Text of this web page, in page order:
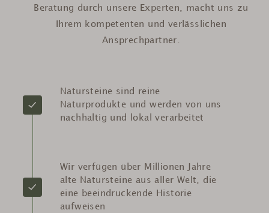
Beratung durch unsere Experten, macht uns zu
Ihrem kompetenten und verlässlichen
Ansprechpartner.
Natursteine sind reine
Naturprodukte und werden von uns
nachhaltig und lokal verarbeitet
Wir verfügen über Millionen Jahre
alte Natursteine aus aller Welt, die
eine beeindruckende Historie
aufweisen